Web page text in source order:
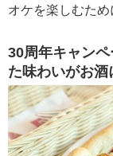
オケを楽しむため
30周年キャン
た味わいがお酒